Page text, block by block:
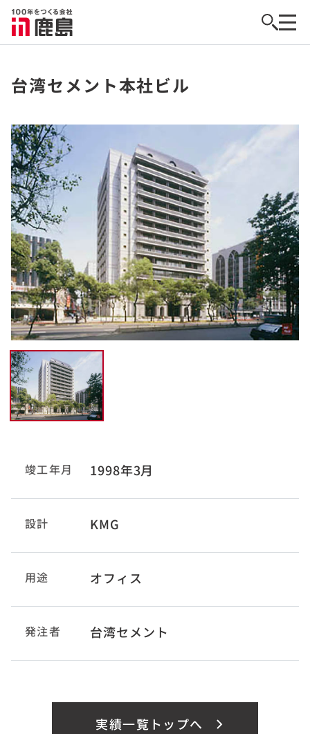
台湾セメント本社ビル
竣工年月 1998年3月
設計 KMG
用途 オフィス
発注者 台湾セメント
実績一覧トップへ